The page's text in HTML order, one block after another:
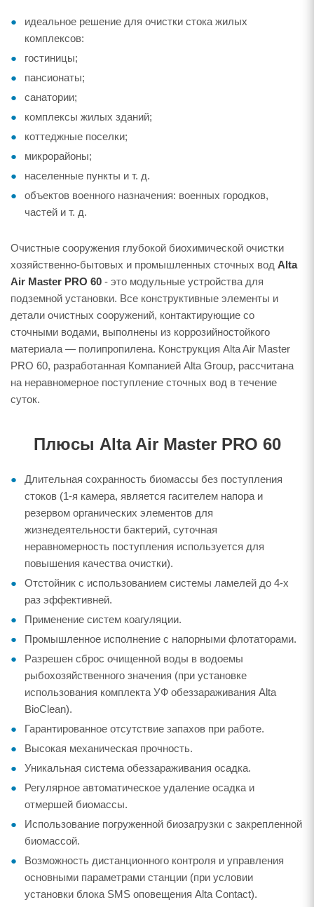
идеальное решение для очистки стока жилых
комплексов:
гостиницы;
пансионаты;
санатории;
комплексы жилых зданий;
коттеджные поселки;
микрорайоны;
населенные пункты и т. д.
объектов военного назначения: военных городков,
частей и т. д.
Очистные сооружения глубокой биохимической очистки
хозяйственно-бытовых и промышленных сточных вод Alta
Air Master PRO 60 - это модульные устройства для
подземной установки. Все конструктивные элементы и
детали очистных сооружений, контактирующие со
сточными водами, выполнены из коррозийностойкого
материала — полипропилена. Конструкция Alta Air Master
PRO 60, разработанная Компанией Alta Group, рассчитана
на неравномерное поступление сточных вод в течение
суток.
Плюсы Alta Air Master PRO 60
Длительная сохранность биомассы без поступления
стоков (1-я камера, является гасителем напора и
резервом органических элементов для
жизнедеятельности бактерий, суточная
неравномерность поступления используется для
повышения качества очистки).
Отстойник с использованием системы ламелей до 4-х
раз эффективней.
Применение систем коагуляции.
Промышленное исполнение с напорными флотаторами.
Разрешен сброс очищенной воды в водоемы
рыбохозяйственного значения (при установке
использования комплекта УФ обеззараживания Alta
BioClean).
Гарантированное отсутствие запахов при работе.
Высокая механическая прочность.
Уникальная система обеззараживания осадка.
Регулярное автоматическое удаление осадка и
отмершей биомассы.
Использование погруженной биозагрузки с закрепленной
биомассой.
Возможность дистанционного контроля и управления
основными параметрами станции (при условии
установки блока SMS оповещения Alta Contact).